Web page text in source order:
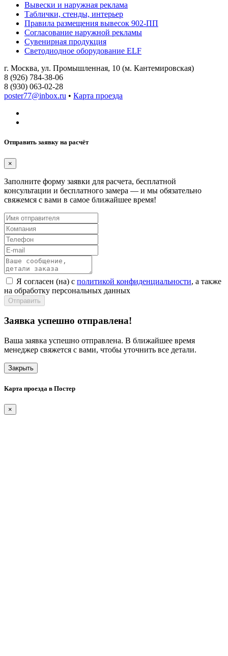
Вывески и наружная реклама
Таблички, стенды, интерьер
Правила размещения вывесок 902-ПП
Согласование наружной рекламы
Сувенирная продукция
Светодиодное оборудование ELF
г. Москва, ул. Промышленная, 10 (м. Кантемировская)
8 (926) 784-38-06
8 (930) 063-02-28
poster77@inbox.ru • Карта проезда
Отправить заявку на расчёт
×
Заполните форму заявки для расчета, бесплатной
консультации и бесплатного замера — и мы обязательно
свяжемся с вами в самое ближайшее время!
Я согласен (на) с политикой конфиденциальности, а также
на обработку персональных данных
Отправить
Заявка успешно отправлена!
Ваша заявка успешно отправлена. В ближайшее время
менеджер свяжется с вами, чтобы уточнить все детали.
Закрыть
Карта проезда в Постер
×